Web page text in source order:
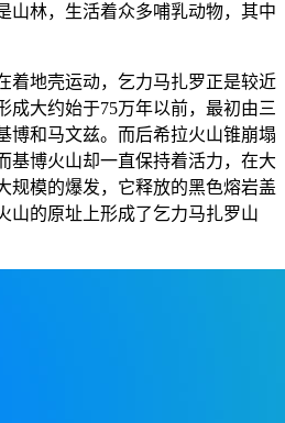
山林，生活着众多哺乳动物，其中
着地壳运动，乞力马扎罗正是较近
成大约始于75万年以前，最初由三
博和马文兹。而后希拉火山锥崩塌
基博火山却一直保持着活力，在大
规模的爆发，它释放的黑色熔岩盖
山的原址上形成了乞力马扎罗山